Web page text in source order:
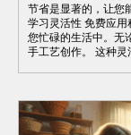
节省是显著的，让您
学习灵活性 免费应
您忙碌的生活中。无
手工艺创作。 这种灵